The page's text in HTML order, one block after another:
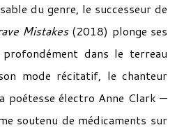
du genre, le successeur de
Mistakes(2018) plonge ses
dans le terreau
mode récitatif, le chanteur
poétesse électro Anne Clark —
soutenu de médicaments sur